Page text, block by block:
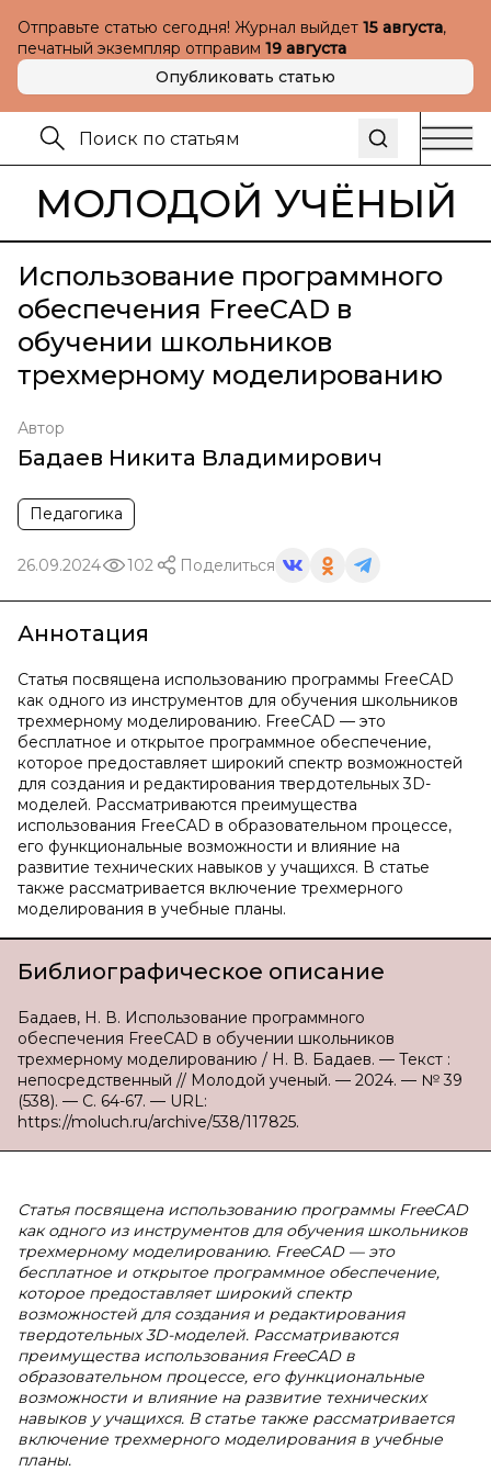
Отправьте статью сегодня! Журнал выйдет 15 августа,
печатный экземпляр отправим 19 августа
Опубликовать статью
МОЛОДОЙ УЧЁНЫЙ
Использование программного
обеспечения FreeCAD в
обучении школьников
трехмерному моделированию
Автор
Бадаев Никита Владимирович
Педагогика
26.09.2024 102 Поделиться
Аннотация
Статья посвящена использованию программы FreeCAD
как одного из инструментов для обучения школьников
трехмерному моделированию. FreeCAD — это
бесплатное и открытое программное обеспечение,
которое предоставляет широкий спектр возможностей
для создания и редактирования твердотельных 3D-
моделей. Рассматриваются преимущества
использования FreeCAD в образовательном процессе,
его функциональные возможности и влияние на
развитие технических навыков у учащихся. В статье
также рассматривается включение трехмерного
моделирования в учебные планы.
Библиографическое описание
Бадаев, Н. В. Использование программного
обеспечения FreeCAD в обучении школьников
трехмерному моделированию / Н. В. Бадаев. — Текст :
непосредственный // Молодой ученый. — 2024. — № 39
(538). — С. 64-67. — URL:
https://moluch.ru/archive/538/117825.
Статья посвящена использованию программы FreeCAD
как одного из инструментов для обучения школьников
трехмерному моделированию. FreeCAD — это
бесплатное и открытое программное обеспечение,
которое предоставляет широкий спектр
возможностей для создания и редактирования
твердотельных 3D-моделей. Рассматриваются
преимущества использования FreeCAD в
образовательном процессе, его функциональные
возможности и влияние на развитие технических
навыков у учащихся. В статье также рассматривается
включение трехмерного моделирования в учебные
планы.